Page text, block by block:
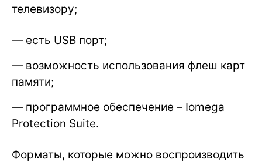
телевизору;
— есть USB порт;
— возможность использования флеш карт
памяти;
— программное обеспечение – Iomega
Protection Suite.
Форматы, которые можно воспроизводить